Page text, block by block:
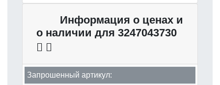
Информация о ценах и
о наличии для 3247043730
Запрошенный артикул: